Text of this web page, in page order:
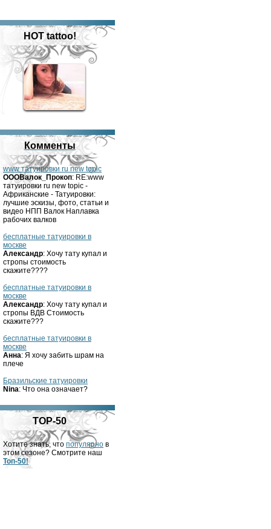
HOT tattoo!
Комменты
www татуировки ru new topic
OOOВалок_Прокоп: RE:www
татуировки ru new topic -
Африканские - Татуировки:
лучшие эскизы, фото, статьи и
видео НПП Валок Наплавка
рабочих валков
бесплатные татуировки в
москве
Александр: Хочу тату купал и
стропы стоимость
скажите????
бесплатные татуировки в
москве
Александр: Хочу тату купал и
стропы ВДВ Стоимость
скажите???
бесплатные татуировки в
москве
Анна: Я хочу забить шрам на
плече
Бразильские татуировки
Nina: Что она означает?
TOP-50
Хотите знать, что популярно в
этом сезоне? Смотрите наш
Топ-50!